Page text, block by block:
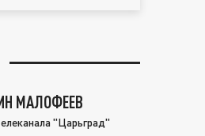
МАЛОФЕЕВ
"Царьград"